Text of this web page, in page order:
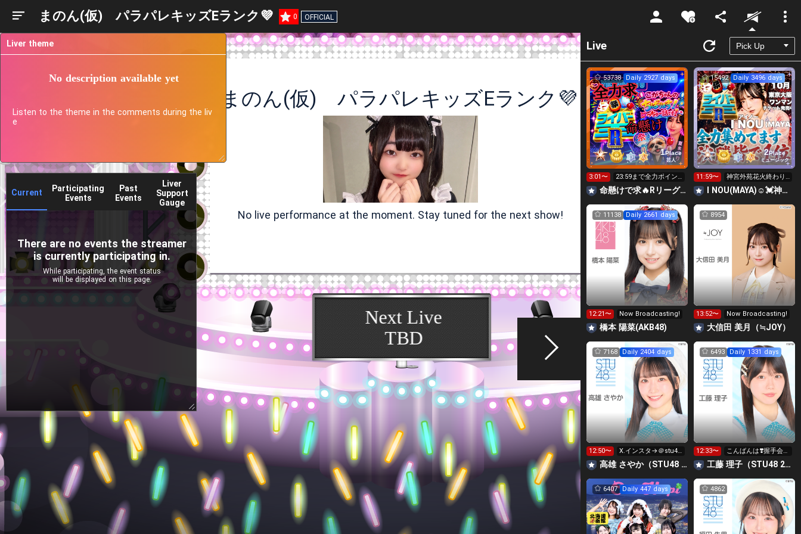
まのん(仮) パラパレキッズEランク💜 0 OFFICIAL
Unmute
まのん(仮) パラパレキッズEランク💜
No live performance at the moment. Stay tuned for the next show!
Current
Participating
Events
Past
Events
Liver
Support
Gauge
There are no events the streamer
is currently participating in.
While participating, the event status
will be displayed on this page.
Liver theme
No description available yet
Listen to the theme in the comments during the liv
e
Live
1Place
芸人
53738 Daily 2927 days
3:01〜
23:59まで全力ポイン
ト勝負🔥R👑12時～投
げ可
命懸けで求🔥Rリーグ👑夏祭実行委員長🎆こがちゃんのちばります
2Place
ミュージック
15492 Daily 3496 days
11:59〜
神宮外苑花火終わり
ました🙏24時迄全力
ランキング
I NOU(MAYA)☺︎︎︎︎💓神宮外苑花火大会当日‼️
11138 Daily 2661 days
12:21〜 Now Broadcasting!
橋本 陽菜(AKB48)
8954
13:52〜 Now Broadcasting!
大信田 美月（≒JOY）
7168 Daily 2404 days
12:50〜
X.インスタ→＠stu48
_sayan
高雄 さやか（STU48 2期生）
6493 Daily 1331 days
12:33〜
こんばんは❣️握手会受
付中〜
工藤 理子（STU48 2期生）
6407 Daily 447 days 4862